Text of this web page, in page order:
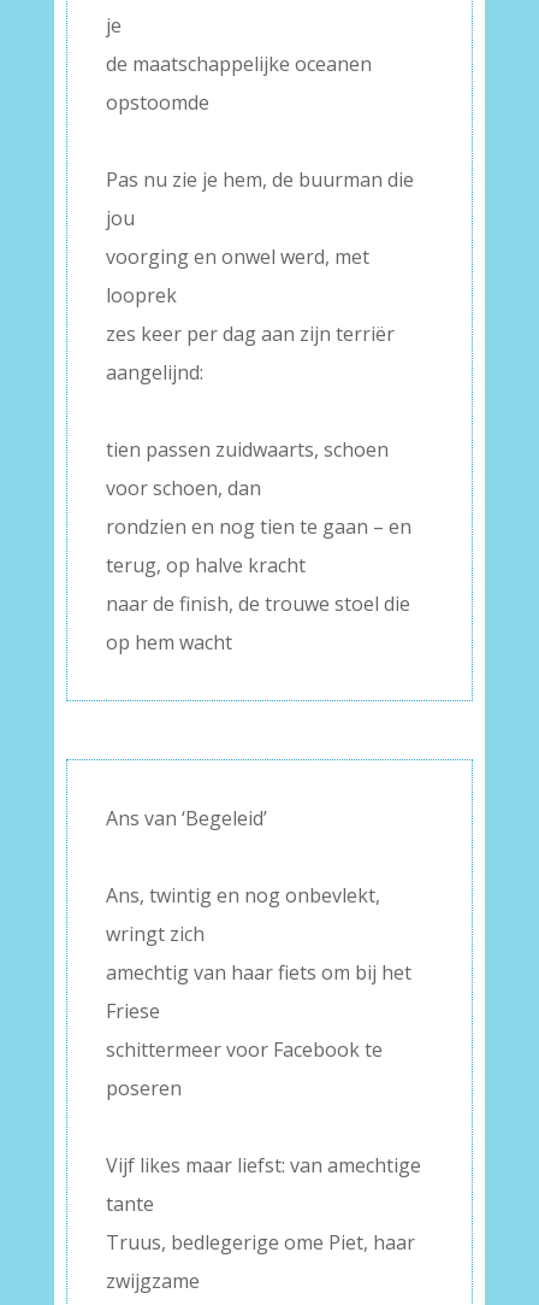
je
de maatschappelijke oceanen
opstoomde
Pas nu zie je hem, de buurman die
jou
voorging en onwel werd, met
looprek
zes keer per dag aan zijn terriër
aangelijnd:
tien passen zuidwaarts, schoen
voor schoen, dan
rondzien en nog tien te gaan – en
terug, op halve kracht
naar de finish, de trouwe stoel die
op hem wacht
Ans van ‘Begeleid’
Ans, twintig en nog onbevlekt,
wringt zich
amechtig van haar fiets om bij het
Friese
schittermeer voor Facebook te
poseren
Vijf likes maar liefst: van amechtige
tante
Truus, bedlegerige ome Piet, haar
zwijgzame